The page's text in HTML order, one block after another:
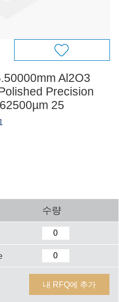
Al2O3
Precision
25
수량
내 RFQ에 추가